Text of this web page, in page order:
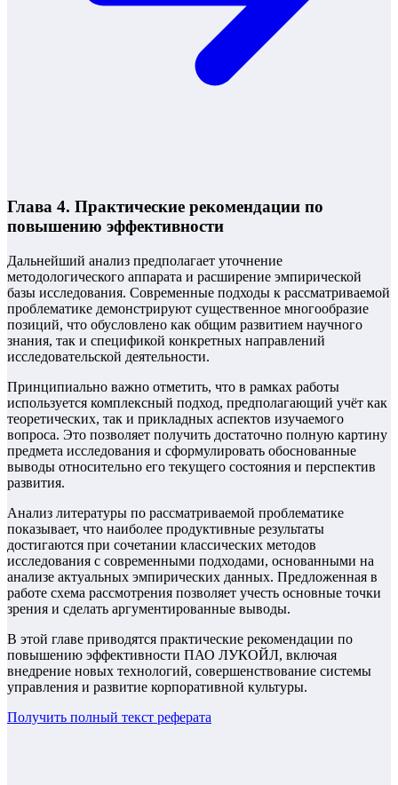
Глава 4. Практические рекомендации по
повышению эффективности
Дальнейший анализ предполагает уточнение
методологического аппарата и расширение эмпирической
базы исследования. Современные подходы к рассматриваемой
проблематике демонстрируют существенное многообразие
позиций, что обусловлено как общим развитием научного
знания, так и спецификой конкретных направлений
исследовательской деятельности.
Принципиально важно отметить, что в рамках работы
используется комплексный подход, предполагающий учёт как
теоретических, так и прикладных аспектов изучаемого
вопроса. Это позволяет получить достаточно полную картину
предмета исследования и сформулировать обоснованные
выводы относительно его текущего состояния и перспектив
развития.
Анализ литературы по рассматриваемой проблематике
показывает, что наиболее продуктивные результаты
достигаются при сочетании классических методов
исследования с современными подходами, основанными на
анализе актуальных эмпирических данных. Предложенная в
работе схема рассмотрения позволяет учесть основные точки
зрения и сделать аргументированные выводы.
В этой главе приводятся практические рекомендации по
повышению эффективности ПАО ЛУКОЙЛ, включая
внедрение новых технологий, совершенствование системы
управления и развитие корпоративной культуры.
Получить полный текст реферата